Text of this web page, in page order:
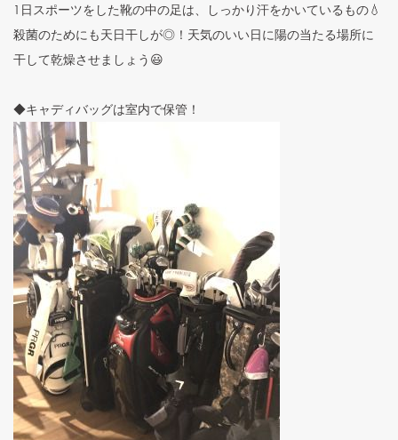
1日スポーツをした靴の中の足は、しっかり汗をかいているもの💧
殺菌のためにも天日干しが◎！天気のいい日に陽の当たる場所に
干して乾燥させましょう😃
◆キャディバッグは室内で保管！